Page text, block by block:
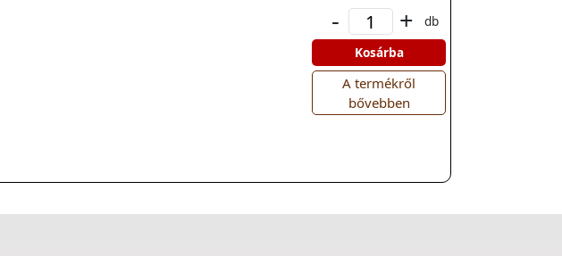
- +
db
Kosárba
A termékről
bővebben